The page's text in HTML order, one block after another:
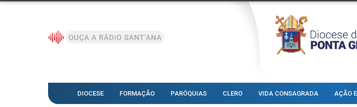
DIOCESE FORMAÇÃO PARÓQUIAS CLERO VIDA CONSAGRADA AÇÃO